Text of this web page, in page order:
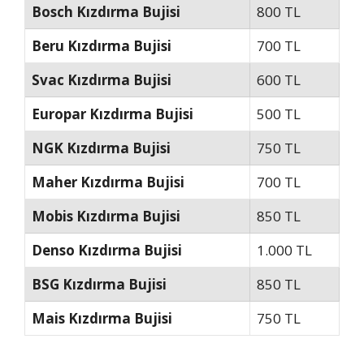
Bosch Kızdırma Bujisi
800 TL
Beru Kızdırma Bujisi
700 TL
Svac Kızdırma Bujisi
600 TL
Europar Kızdırma Bujisi
500 TL
NGK Kızdırma Bujisi
750 TL
Maher Kızdırma Bujisi
700 TL
Mobis Kızdırma Bujisi
850 TL
Denso Kızdırma Bujisi
1.000 TL
BSG Kızdırma Bujisi
850 TL
Mais Kızdırma Bujisi
750 TL